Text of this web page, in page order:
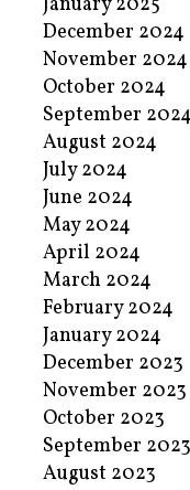
December 2024
November 2024
October 2024
September 2024
August 2024
July 2024
June 2024
May 2024
April 2024
March 2024
February 2024
January 2024
December 2023
November 2023
October 2023
September 2023
August 2023